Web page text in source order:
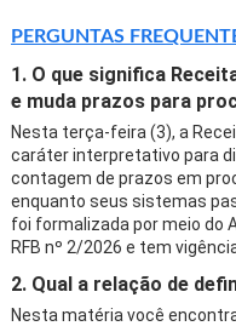
PERGUNTAS
1. O que significa
e muda prazos para
Nesta terça-feira (3), a
caráter interpretativo para
contagem de prazos em
enquanto seus sistemas
foi formalizada por meio do
RFB nº 2/2026 e tem
2. Qual a relação de
Nesta matéria você